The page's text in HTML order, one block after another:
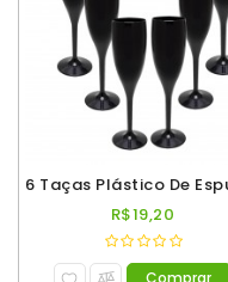
R$19,20
Comprar